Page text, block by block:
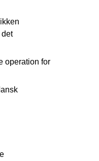
operation for